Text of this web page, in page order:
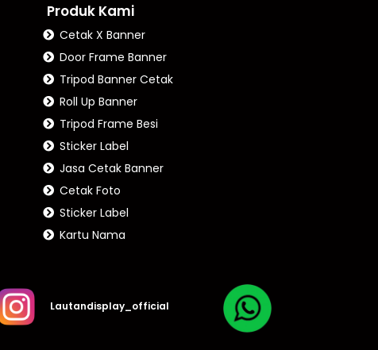
Produk Kami
Cetak X Banner
Door Frame Banner
Tripod Banner Cetak
Roll Up Banner
Tripod Frame Besi
Sticker Label
Jasa Cetak Banner
Cetak Foto
Sticker Label
Kartu Nama
Lautandisplay_official